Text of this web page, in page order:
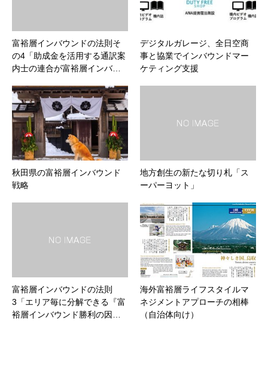
富裕層インバウンドの法則そ
の4「助成金を活用する通訳案
内士の連合が富裕層インバ…
デジタルガレージ、全日空商
事と協業でインバウンドマー
ケティング支援
秋田県の富裕層インバウンド
戦略
地方創生の新たな切り札「ス
ーパーヨット」
富裕層インバウンドの法則
3「エリア毎に分解できる『富
裕層インバウンド勝利の因…
海外富裕層ライフスタイルマ
ネジメントアプローチの相棒
（自治体向け）